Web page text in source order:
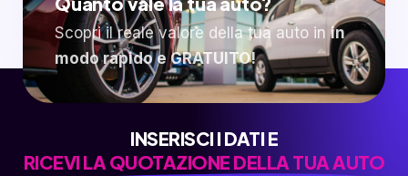
Scopri il reale valore della tua auto in in
modo rapido e GRATUITO!
INSERISCI I DATI E
RICEVI LA QUOTAZIONE DELLA TUA AUTO